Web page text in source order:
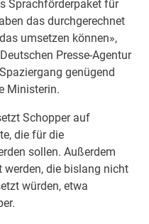
Sprachförderpaket für
das durchgerechnet
umsetzen können»,
Presse-Agentur
genügend
Ministerin.
Schopper auf
die für die
sollen. Außerdem
die bislang nicht
würden, etwa